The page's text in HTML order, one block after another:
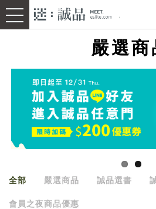
嚴選商
全部 嚴選商品 誠品選書
會員之夜商品優惠